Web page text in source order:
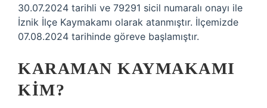
30.07.2024 tarihli ve 79291 sicil numaralı onayı ile
İznik İlçe Kaymakamı olarak atanmıştır. İlçemizde
07.08.2024 tarihinde göreve başlamıştır.
KARAMAN KAYMAKAMI
KIM?